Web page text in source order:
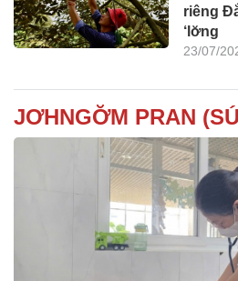
riêng
‘lơ̆ng
23/07/
JƠHNGƠ̆M PRAN